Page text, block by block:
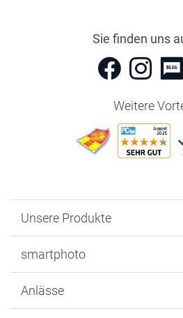
Sie finden uns
Weitere
Unsere Produkte
Fotogeschenke
MyNameBook
smartphoto
Warum smartphoto
Anlässe